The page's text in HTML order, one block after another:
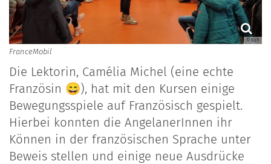
© Küh
FranceMobil
Die Lektorin, Camélia Michel (eine echte
Französin 😄), hat mit den Kursen einige
Bewegungsspiele auf Französisch gespielt.
Hierbei konnten die AngelanerInnen ihr
Können in der französischen Sprache unter
Beweis stellen und einige neue Ausdrücke